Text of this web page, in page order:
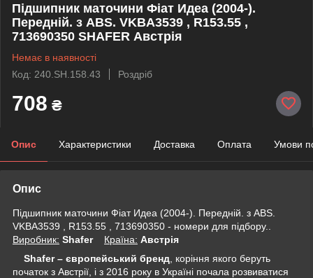
Підшипник маточини Фіат Идеа (2004-).
Передній. з ABS. VKBA3539 , R153.55 ,
713690350 SHAFER Австрія
Немає в наявності
Код: 240.SH.158.43
Роздріб
708 ₴
Опис Характеристики Доставка Оплата Умови
Опис
Підшипник маточини Фіат Идеа (2004-). Передній. з ABS.
VKBA3539 , R153.55 , 713690350 - номери для підбору..
Виробник: Shafer Крaїна: Австрія
Shafer – європейський бренд , коріння якого беруть
початок з Австрії, і з 2016 року в Україні почала розвиватися